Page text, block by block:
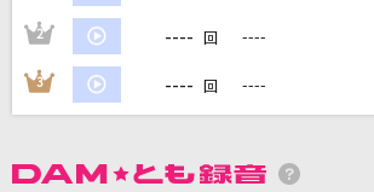
DAMの新曲・ランキングなど
カラオケ最新情報をチェック！
2 ---- 回 ----
3 ---- 回 ----